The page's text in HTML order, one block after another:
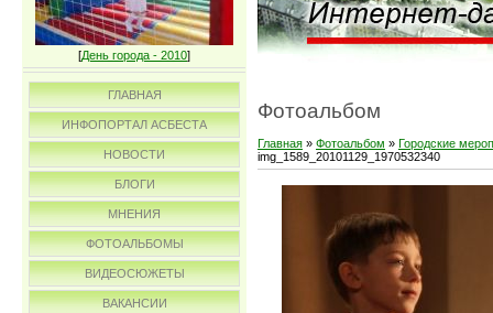
[День города - 2010]
ГЛАВНАЯ
ИНФОПОРТАЛ АСБЕСТА
НОВОСТИ
БЛОГИ
МНЕНИЯ
ФОТОАЛЬБОМЫ
ВИДЕОСЮЖЕТЫ
ВАКАНСИИ
Фотоальбом
Главная » Фотоальбом » Городские
img_1589_20101129_1970532340